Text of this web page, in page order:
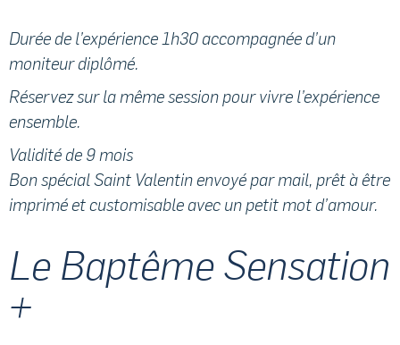
Durée de l’expérience 1h30 accompagnée d’un
moniteur diplômé.
Réservez sur la même session pour vivre l’expérience
ensemble.
Validité de 9 mois
Bon spécial Saint Valentin envoyé par mail, prêt à être
imprimé et customisable avec un petit mot d’amour.
Le Baptême Sensation
+